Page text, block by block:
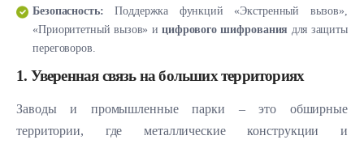
Безопасность: Поддержка функций «Экстренный вызов»,
«Приоритетный вызов» и цифрового шифрования для защиты
переговоров.
1. Уверенная связь на больших территориях
Заводы и промышленные парки – это обширные
территории, где металлические конструкции и